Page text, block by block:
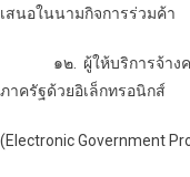
เสนอในนามกิจการร่วมค้า
๑๒. ผู้ให้บริการจ้างควบ
ภาครัฐด้วยอิเล็กทรอนิกส์
(Electronic Government